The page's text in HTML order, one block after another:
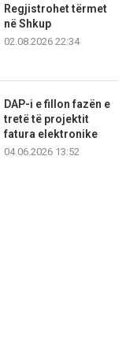
Regjistrohet tërmet
në Shkup
02.08.2026 22:34
DAP-i e fillon fazën e
tretë të projektit
fatura elektronike
04.06.2026 13:52